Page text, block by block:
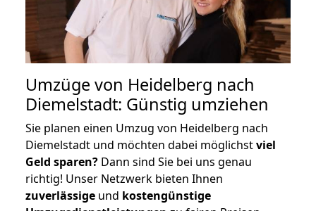
Umzüge von Heidelberg nach
Diemelstadt: Günstig umziehen
Sie planen einen Umzug von Heidelberg nach
Diemelstadt und möchten dabei möglichstviel
Geld sparen? Dann sind Sie bei uns genau
richtig! Unser Netzwerk bieten Ihnen
zuverlässige und kostengünstige